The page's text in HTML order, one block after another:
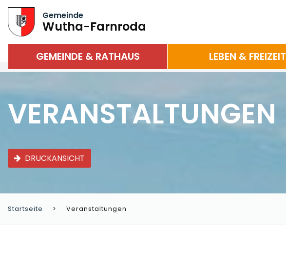
Gemeinde
Wutha-Farnroda
GEMEINDE & RATHAUS LEBEN & FREIZEIT
VERANSTALTUNGEN
DRUCKANSICHT
Startseite Veranstaltungen